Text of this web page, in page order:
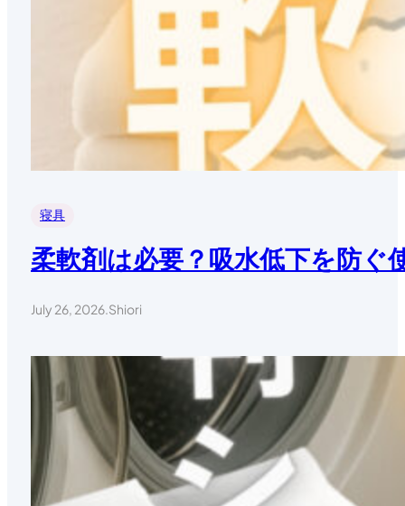
寝具
柔軟剤は必要？吸水低下を防ぐ
July 26, 2026.Shiori